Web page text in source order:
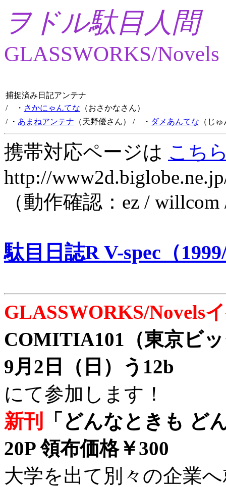
ヲドル駄目人間
GLASSWORKS/Novels
捕捉済み日記アンテナ
/ ・ さかにゃんてな （おさかなさん）
/ ・ あまねアンテナ （天野優さん） / ・ ダメあんてな （じ
携帯対応ページは こち
http://
（動作確認：ez /
駄目日誌R V-spec（
GLASSWORKS/Novels
COMITIA101（東京ビ
9月2日（日）う12b
にて参加します！
新刊
「どんなときも ど
20P 領布価格￥300
大学を出て別々の企業